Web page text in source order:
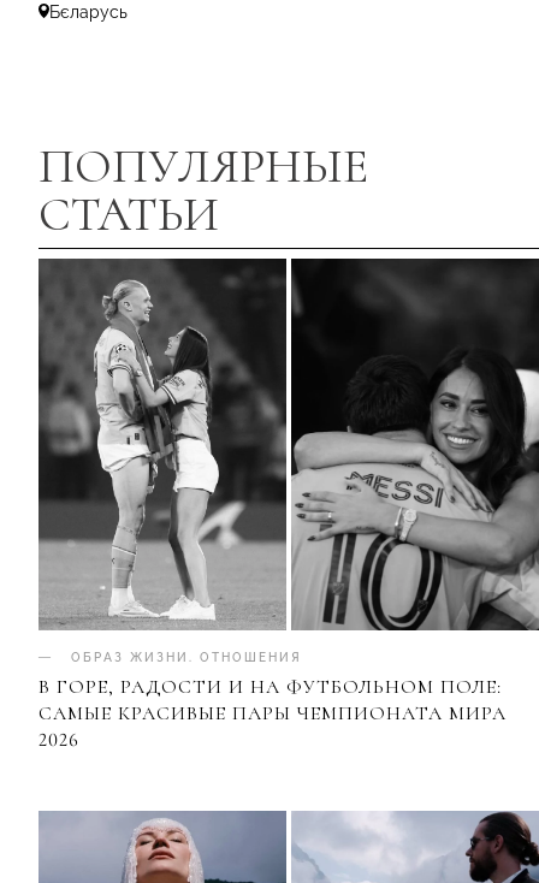
Бєларусь
ПОПУЛЯРНЫЕ
СТАТЬИ
ОБРАЗ ЖИЗНИ . ОТНОШЕНИЯ
В ГОРЕ, РАДОСТИ И НА ФУТБОЛЬНОМ ПОЛЕ:
САМЫЕ КРАСИВЫЕ ПАРЫ ЧЕМПИОНАТА МИРА
2026